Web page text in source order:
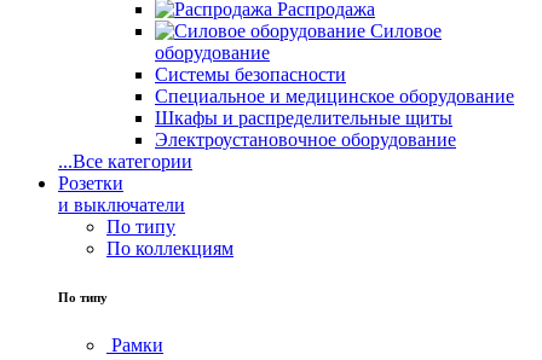
Распродажа
Силовое
оборудование
Системы безопасности
Специальное и медицинское оборудование
Шкафы и распределительные щиты
Электроустановочное оборудование
...Все категории
Розетки
и выключатели
По типу
По коллекциям
По типу
Рамки